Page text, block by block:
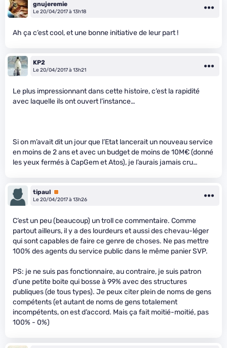
gnujeremie
Le 20/04/2017 à 13h18
Ah ça c’est cool, et une bonne initiative de leur part !
KP2
Le 20/04/2017 à 13h21
Le plus impressionnant dans cette histoire, c’est la rapidité
avec laquelle ils ont ouvert l’instance…
Si on m’avait dit un jour que l’Etat lancerait un nouveau service
en moins de 2 ans et avec un budget de moins de 10M€ (donné
les yeux fermés à CapGem et Atos), je l’aurais jamais cru…
tipaul Premium
Le 20/04/2017 à 13h26
C’est un peu (beaucoup) un troll ce commentaire. Comme
partout ailleurs, il y a des lourdeurs et aussi des chevau-léger
qui sont capables de faire ce genre de choses. Ne pas mettre
100% des agents du service public dans le même panier SVP.
PS: je ne suis pas fonctionnaire, au contraire, je suis patron
d’une petite boite qui bosse à 99% avec des structures
publiques (de tous types). Je peux citer plein de noms de gens
compétents (et autant de noms de gens totalement
incompétents, on est d’accord. Mais ça fait moitié-moitié, pas
100% - 0%)